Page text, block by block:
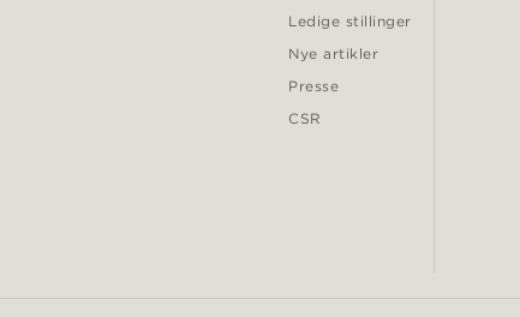
Ledige stillinger
Nye artikler
Presse
CSR